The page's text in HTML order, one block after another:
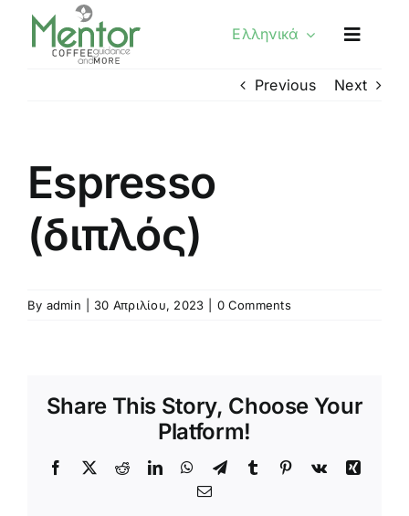
Ελληνικά
Previous Next
Espresso
(διπλός)
By admin 30 Απριλίου, 2023 0 Comments
Share This Story, Choose Your
Platform!
Facebook
TwitterRedditLinkedInWhatsApp
TelegramTumblr Pinterest
Vk
Xing
Email